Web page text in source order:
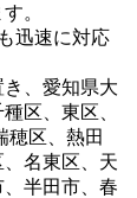
。
迅速に対応
、愛知県大
区、東区、
穂区、熱田
名東区、天
半田市、春